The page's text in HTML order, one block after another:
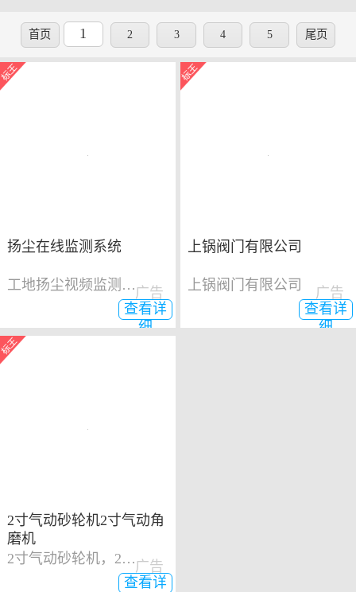
首页 1 2 3 4 5 尾页
扬尘在线监测系统
工地扬尘视频监测系统
查看详
细
广告
上锅阀门有限公司
上锅阀门有限公司
查看详
细
广告
2寸气动砂轮机2寸气动角
磨机
2寸气动砂轮机，2寸气动角磨机
查看详
广告